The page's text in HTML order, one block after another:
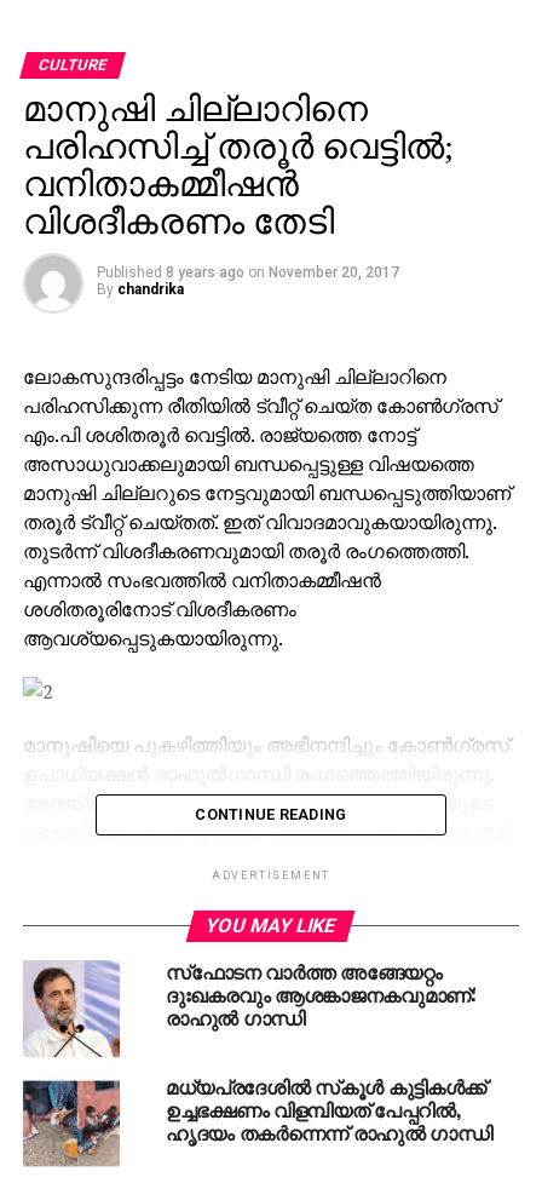
CULTURE
മാനുഷി ചില്ലാറിനെ
പരിഹസിച്ച് തരൂര്‍ വെട്ടില്‍;
വനിതാകമ്മീഷന്‍
വിശദീകരണം തേടി
Published 8 years ago on November 20, 2017
By chandrika
ലോകസുന്ദരിപ്പട്ടം നേടിയ മാനുഷി ചില്ലാറിനെ
പരിഹസിക്കുന്ന രീതിയില്‍ ട്വീറ്റ് ചെയ്ത കോണ്‍ഗ്രസ്
എം.പി ശശിതരൂര്‍ വെട്ടില്‍. രാജ്യത്തെ നോട്ട്
അസാധുവാക്കലുമായി ബന്ധപ്പെട്ടുള്ള വിഷയത്തെ
മാനുഷി ചില്ലറുടെ നേട്ടവുമായി ബന്ധപ്പെടുത്തിയാണ്
തരൂര്‍ ട്വീറ്റ് ചെയ്തത്. ഇത് വിവാദമാവുകയായിരുന്നു.
തുടര്‍ന്ന് വിശദീകരണവുമായി തരൂര്‍ രംഗത്തെത്തി.
എന്നാല്‍ സംഭവത്തില്‍ വനിതാകമ്മീഷന്‍
ശശിതരൂരിനോട് വിശദീകരണം
ആവശ്യപ്പെടുകയായിരുന്നു.
മാനുഷിയെ പുകഴിത്തിയും അഭിനന്ദിച്ചും കോണ്‍ഗ്രസ്
അജയ്യമായ പ്രസരിപ്പും മേന്മയുമുളള യുവതയുടെ
കൈയിലാണ് ഇന്ത്യയുടെ ഭാവിയെന്ന് രാഹുല്‍ ഗാന്ധി
പതിനേഴു വര്‍ഷത്തിനു ശേഷമാണ് മാനുഷിയിലൂടെ
ലോകസുന്ദരിപ്പട്ടം വീണ്ടും ഇന്ത്യയില്‍ എത്തുന്നത്.
സോണിപത് ഭഗത്ഫൂല്‍ സിംഗ് മെഡിക്കല്‍ കോളേജ്
വിദ്യാര്‍ത്ഥിനിയാണ് മാനുഷി. 2017-ലെ ഫെമിന മിസ്
ഇന്ത്യ ആയിരുന്നു. ലോകസുന്ദരിപ്പട്ടം നേടുന്ന
ആറാമത്തെ ഇന്ത്യക്കാരിയാണ് മാനുഷി.
RELATED TOPICS: MANUSHI
MANUSHI CHILLAR
RAHUL GANDHI
CONTINUE READING
ADVERTISEMENT
YOU MAY LIKE
സ്‌ഫോടന വാര്‍ത്ത അങ്ങേയറ്റം
ദുഃഖകരവും ആശങ്കാജനകവുമാണ്:
രാഹുല്‍ ഗാന്ധി
മധ്യപ്രദേശില്‍ സ്‌കൂള്‍ കുട്ടികള്‍ക്ക്
ഉച്ചഭക്ഷണം വിളമ്പിയത്‌ പേപ്പറില്‍,
ഹൃദയം തകര്‍ന്നെന്ന് രാഹുല്‍ ഗാന്ധി